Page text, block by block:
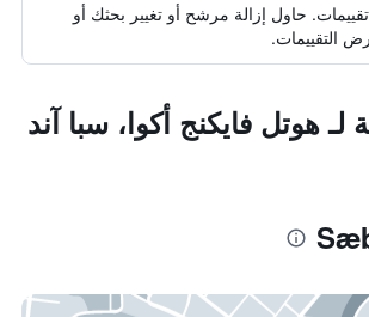
حاول إزالة مرشح أو تغيير بحثك أو
التقييمات.
هوتل فايكنج أكوا، سبا آند